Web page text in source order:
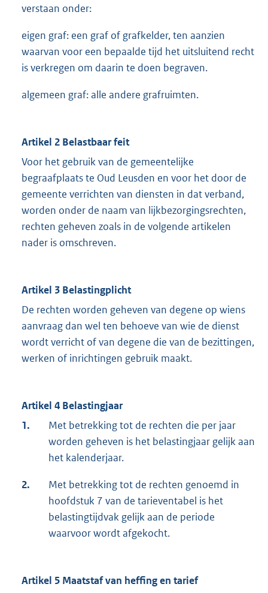
verstaan onder:
eigen graf: een graf of grafkelder, ten aanzien
waarvan voor een bepaalde tijd het uitsluitend recht
is verkregen om daarin te doen begraven.
algemeen graf: alle andere grafruimten.
Artikel 2 Belastbaar feit
Voor het gebruik van de gemeentelijke
begraafplaats te Oud Leusden en voor het door de
gemeente verrichten van diensten in dat verband,
worden onder de naam van lijkbezorgingsrechten,
rechten geheven zoals in de volgende artikelen
nader is omschreven.
Artikel 3 Belastingplicht
De rechten worden geheven van degene op wiens
aanvraag dan wel ten behoeve van wie de dienst
wordt verricht of van degene die van de bezittingen,
werken of inrichtingen gebruik maakt.
Artikel 4 Belastingjaar
1.
Met betrekking tot de rechten die per jaar
worden geheven is het belastingjaar gelijk aan
het kalenderjaar.
2.
Met betrekking tot de rechten genoemd in
hoofdstuk 7 van de tarieventabel is het
belastingtijdvak gelijk aan de periode
waarvoor wordt afgekocht.
Artikel 5 Maatstaf van heffing en tarief